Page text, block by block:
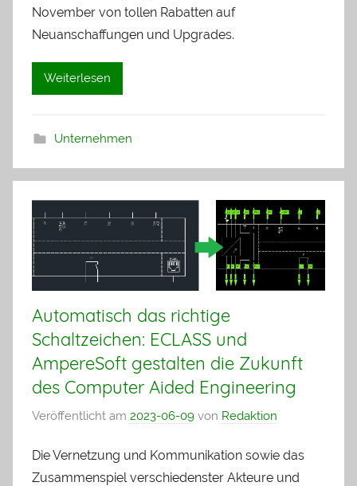
November von tollen Rabatten auf
Neuanschaffungen und Upgrades.
Weiterlesen
Unternehmen
Automatisch das richtige
Schaltzeichen: ECLASS und
AmpereSoft gestalten die Zukunft
des Computer Aided Engineering
Veröffentlicht am 2023-06-09 von Redaktion
Die Vernetzung und Kommunikation sowie das
Zusammenspiel verschiedenster Akteure und